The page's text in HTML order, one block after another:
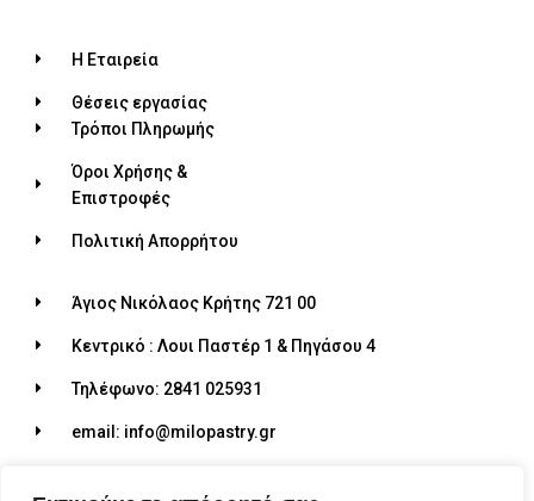
Η Εταιρεία
Θέσεις εργασίας
Τρόποι Πληρωμής
Όροι Χρήσης &
Επιστροφές
Πολιτική Απορρήτου
Άγιος Νικόλαος Κρήτης 721 00
Κεντρικό : Λουι Παστέρ 1 & Πηγάσου 4
Τηλέφωνο: 2841 025931
email: info@milopastry.gr